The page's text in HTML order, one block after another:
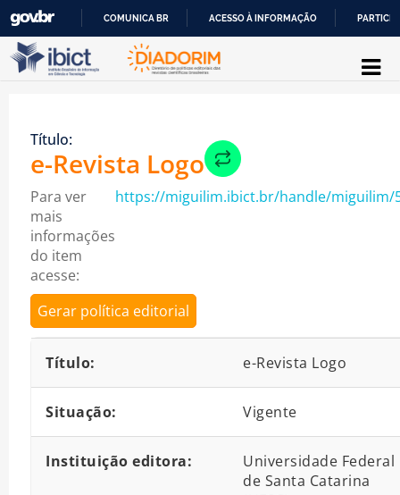
IR
CONTEÚDO
COMUNICA BR ACESSO À INFORMAÇÃO
Pular para o conteúdo
Título:
e-Revista Logo
Para ver
mais
informações
do item
acesse:
https://miguilim.ibict.br/handle/miguilim/
Gerar política editorial
Título: e-Revista Logo
Situação: Vigente
Instituição editora:
Universidade Federal
de Santa Catarina